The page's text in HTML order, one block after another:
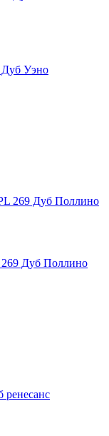
Дуб Уэно
269 Дуб Поллино